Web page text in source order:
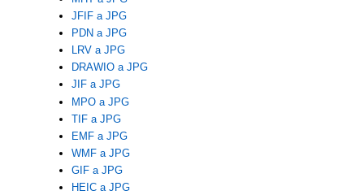
JFIF a JPG
PDN a JPG
LRV a JPG
DRAWIO a JPG
JIF a JPG
MPO a JPG
TIF a JPG
EMF a JPG
WMF a JPG
GIF a JPG
HEIC a JPG